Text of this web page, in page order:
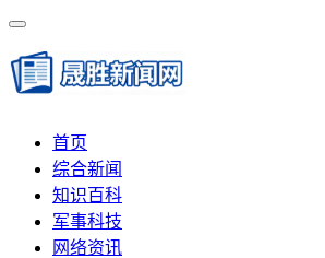
首页
综合新闻
知识百科
军事科技
网络资讯